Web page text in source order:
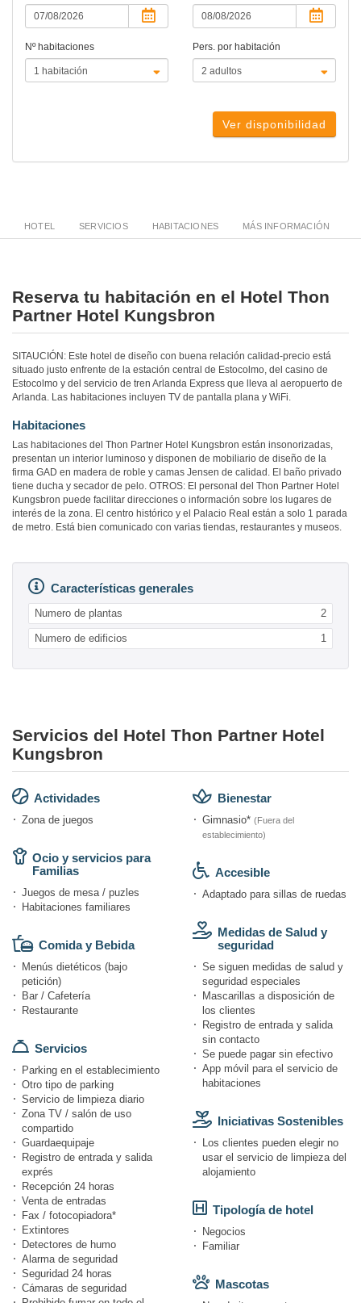
Nº habitaciones Pers. por habitación
Ver disponibilidad
HOTEL SERVICIOS HABITACIONES MÁS INFORMACIÓN
Reserva tu habitación en el Hotel Thon
Partner Hotel Kungsbron
SITAUCIÓN: Este hotel de diseño con buena relación calidad-precio está
situado justo enfrente de la estación central de Estocolmo, del casino de
Estocolmo y del servicio de tren Arlanda Express que lleva al aeropuerto de
Arlanda. Las habitaciones incluyen TV de pantalla plana y WiFi.
Habitaciones
Las habitaciones del Thon Partner Hotel Kungsbron están insonorizadas,
presentan un interior luminoso y disponen de mobiliario de diseño de la
firma GAD en madera de roble y camas Jensen de calidad. El baño privado
tiene ducha y secador de pelo. OTROS: El personal del Thon Partner Hotel
Kungsbron puede facilitar direcciones o información sobre los lugares de
interés de la zona. El centro histórico y el Palacio Real están a solo 1 parada
de metro. Está bien comunicado con varias tiendas, restaurantes y museos.
Características generales
Numero de plantas 2
Numero de edificios 1
Servicios del Hotel Thon Partner Hotel
Kungsbron
Actividades
Zona de juegos
Ocio y servicios para
Familias
Juegos de mesa / puzles
Habitaciones familiares
Comida y Bebida
Menús dietéticos (bajo
petición)
Bar / Cafetería
Restaurante
Servicios
Parking en el establecimiento
Otro tipo de parking
Servicio de limpieza diario
Zona TV / salón de uso
compartido
Guardaequipaje
Registro de entrada y salida
exprés
Recepción 24 horas
Venta de entradas
Fax / fotocopiadora*
Extintores
Detectores de humo
Alarma de seguridad
Seguridad 24 horas
Cámaras de seguridad
Bienestar
Gimnasio* (Fuera del
establecimiento)
Accesible
Adaptado para sillas de ruedas
Medidas de Salud y
seguridad
Se siguen medidas de salud y
seguridad especiales
Mascarillas a disposición de
los clientes
Registro de entrada y salida
sin contacto
Se puede pagar sin efectivo
App móvil para el servicio de
habitaciones
Iniciativas Sostenibles
Los clientes pueden elegir no
usar el servicio de limpieza del
alojamiento
Tipología de hotel
Negocios
Familiar
Mascotas